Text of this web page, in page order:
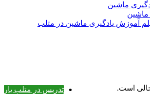
ماشین
ماشین
آموزش یادگیری ماشین در متلب
تدریس در متلب یار
است.